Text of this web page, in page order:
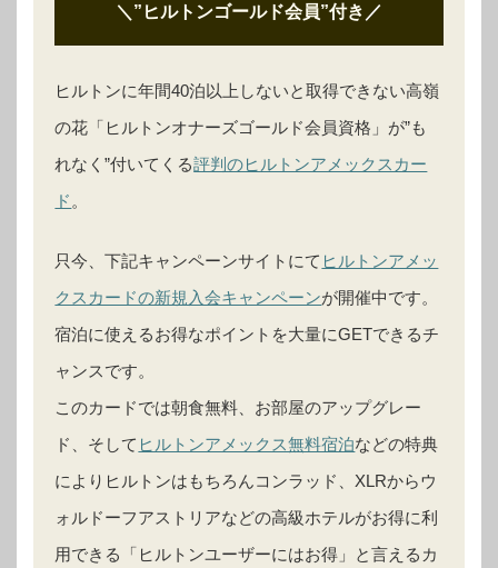
＼”ヒルトンゴールド会員”付き ／
ヒルトンに年間40泊以上しないと取得できない高嶺
の花「ヒルトンオナーズゴールド会員資格」が”も
れなく”付いてくる評判のヒルトンアメックスカー
ド 。
只今、下記キャンペーンサイトにて ヒルトンアメッ
クスカードの新規入会キャンペーンが開催中です。
宿泊に使えるお得なポイントを大量にGETできるチ
ャンスです。
このカードでは朝食無料、お部屋のアップグレー
ド、そして ヒルトンアメックス無料宿泊などの特典
によりヒルトンはもちろんコンラッド、XLRからウ
ォルドーフアストリアなどの高級ホテルがお得に利
用できる「ヒルトンユーザーにはお得」と言えるカ